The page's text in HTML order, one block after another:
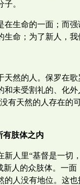
。
在生命的一面；而
生命；为了新人，
天然的人。保罗在
和未受割礼的、化
有天然的人存在的
有肢体之内
新人里“基督是一切
新人的众肢体。一
的人没有地位。这